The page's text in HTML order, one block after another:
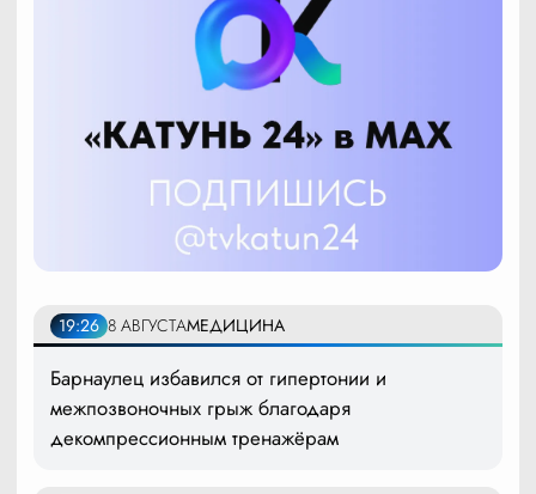
19:26 8 АВГУСТАМЕДИЦИНА
Барнаулец избавился от гипертонии и
межпозвоночных грыж благодаря
декомпрессионным тренажёрам